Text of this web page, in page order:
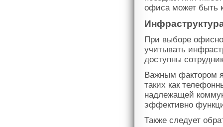
офиса может быть
При выборе
учитывать
доступны
Важным фактором
таких как
надлежащей
эффективно
Также следует